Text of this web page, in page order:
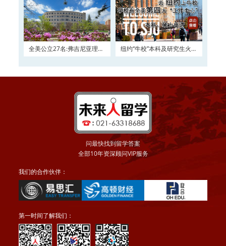
全美公立27名:弗吉尼亚理工
纽约“牛校”本科及研究生火热
问最快找到留学答案
全部10年资深顾问VIP服务
我们的合作伙伴：
第一时间了解我们：